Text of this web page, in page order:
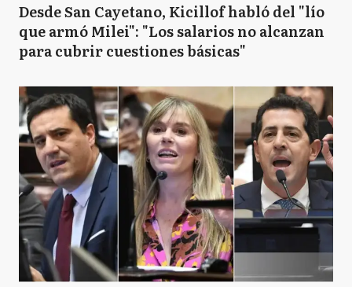
Desde San Cayetano, Kicillof habló del "lío
que armó Milei": "Los salarios no alcanzan
para cubrir cuestiones básicas"